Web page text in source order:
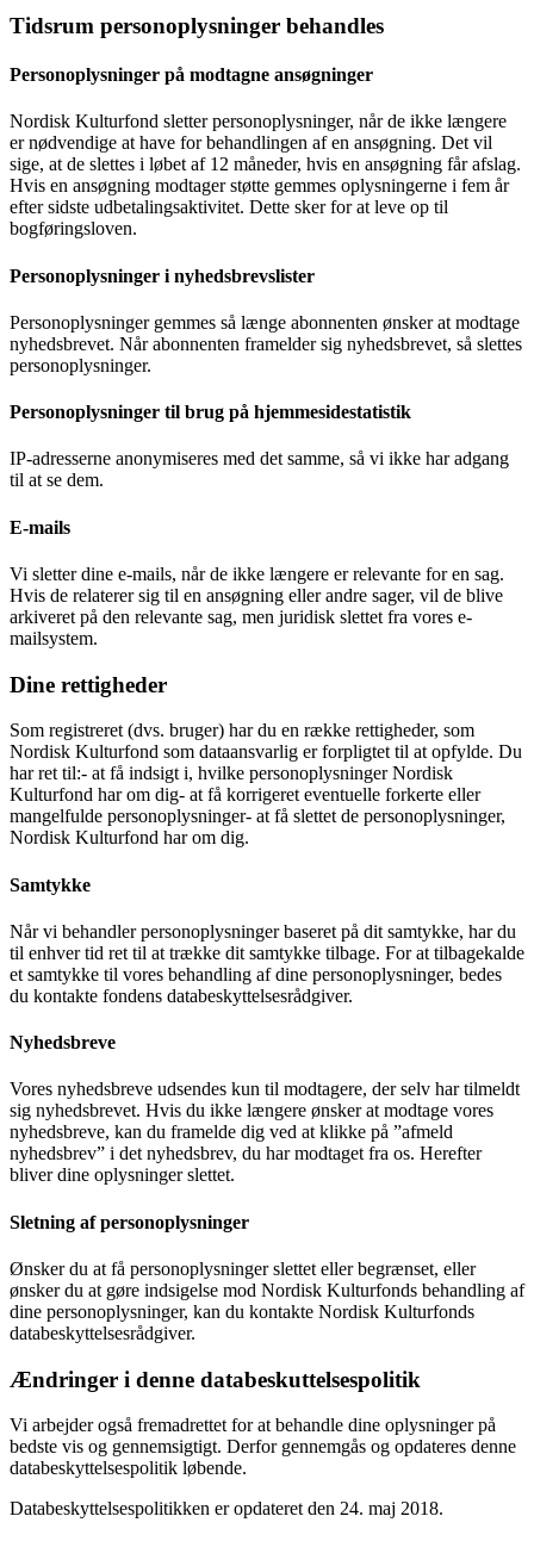
Tidsrum personoplysninger behandles
Personoplysninger på modtagne ansøgninger
Nordisk Kulturfond sletter personoplysninger, når de ikke længere
er nødvendige at have for behandlingen af en ansøgning. Det vil
sige, at de slettes i løbet af 12 måneder, hvis en ansøgning får afslag.
Hvis en ansøgning modtager støtte gemmes oplysningerne i fem år
efter sidste udbetalingsaktivitet. Dette sker for at leve op til
bogføringsloven.
Personoplysninger i nyhedsbrevslister
Personoplysninger gemmes så længe abonnenten ønsker at modtage
nyhedsbrevet. Når abonnenten framelder sig nyhedsbrevet, så slettes
personoplysninger.
Personoplysninger til brug på hjemmesidestatistik
IP-adresserne anonymiseres med det samme, så vi ikke har adgang
til at se dem.
E-mails
Vi sletter dine e-mails, når de ikke længere er relevante for en sag.
Hvis de relaterer sig til en ansøgning eller andre sager, vil de blive
arkiveret på den relevante sag, men juridisk slettet fra vores e-
mailsystem.
Dine rettigheder
Som registreret (dvs. bruger) har du en række rettigheder, som
Nordisk Kulturfond som dataansvarlig er forpligtet til at opfylde. Du
har ret til:- at få indsigt i, hvilke personoplysninger Nordisk
Kulturfond har om dig- at få korrigeret eventuelle forkerte eller
mangelfulde personoplysninger- at få slettet de personoplysninger,
Nordisk Kulturfond har om dig.
Samtykke
Når vi behandler personoplysninger baseret på dit samtykke, har du
til enhver tid ret til at trække dit samtykke tilbage. For at tilbagekalde
et samtykke til vores behandling af dine personoplysninger, bedes
du kontakte fondens databeskyttelsesrådgiver.
Nyhedsbreve
Vores nyhedsbreve udsendes kun til modtagere, der selv har tilmeldt
sig nyhedsbrevet. Hvis du ikke længere ønsker at modtage vores
nyhedsbreve, kan du framelde dig ved at klikke på ”afmeld
nyhedsbrev” i det nyhedsbrev, du har modtaget fra os. Herefter
bliver dine oplysninger slettet.
Sletning af personoplysninger
Ønsker du at få personoplysninger slettet eller begrænset, eller
ønsker du at gøre indsigelse mod Nordisk Kulturfonds behandling af
dine personoplysninger, kan du kontakte Nordisk Kulturfonds
databeskyttelsesrådgiver.
Ændringer i denne databeskuttelsespolitik
Vi arbejder også fremadrettet for at behandle dine oplysninger på
bedste vis og gennemsigtigt. Derfor gennemgås og opdateres denne
databeskyttelsespolitik løbende.
Databeskyttelsespolitikken er opdateret den 24. maj 2018.